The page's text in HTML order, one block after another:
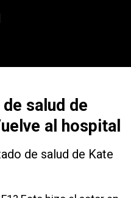
salud de
al hospital
de salud de Kate